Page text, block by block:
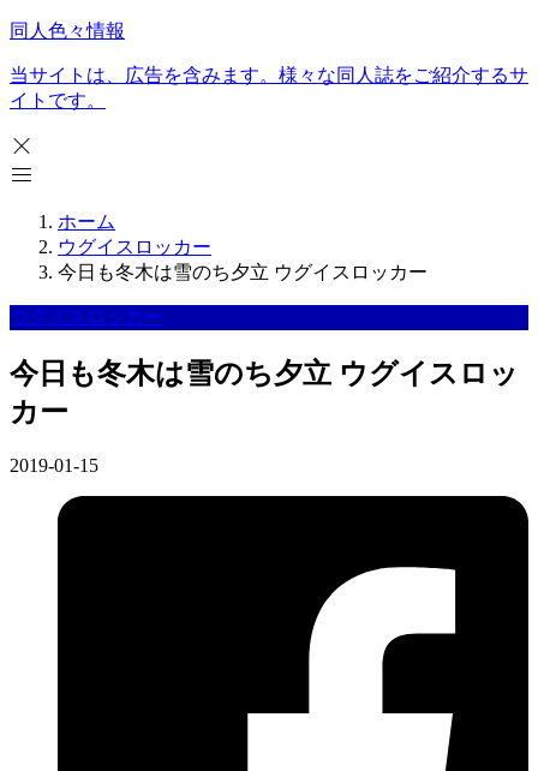
同人色々情報
当サイトは、広告を含みます。様々な同人誌をご紹介するサ
イトです。
ホーム
ウグイスロッカー
今日も冬木は雪のち夕立 ウグイスロッカー
ウグイスロッカー
今日も冬木は雪のち夕立 ウグイスロッ
カー
2019-01-15